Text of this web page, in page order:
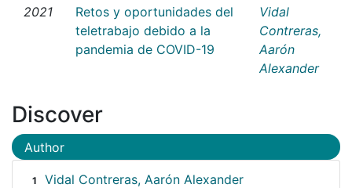
2021
Retos y oportunidades del
teletrabajo debido a la
pandemia de COVID-19
Vidal
Contreras,
Aarón
Alexander
Discover
Author
1 Vidal Contreras, Aarón Alexander